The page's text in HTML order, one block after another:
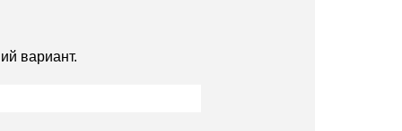
вариант.